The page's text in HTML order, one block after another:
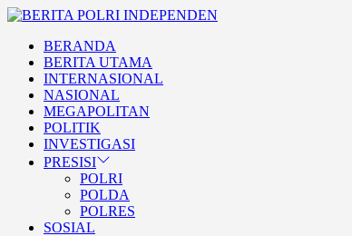
Skip
content
BERITA POLRI
BERANDA
BERITA UTAMA
INTERNASIONAL
NASIONAL
MEGAPOLITAN
POLITIK
INVESTIGASI
PRESISI
POLRI
POLDA
POLRES
SOSIAL